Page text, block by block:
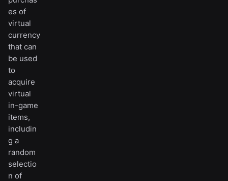
es of
virtual
currency
that can
be used
to
acquire
virtual
in-game
items,
includin
g a
random
selectio
n of